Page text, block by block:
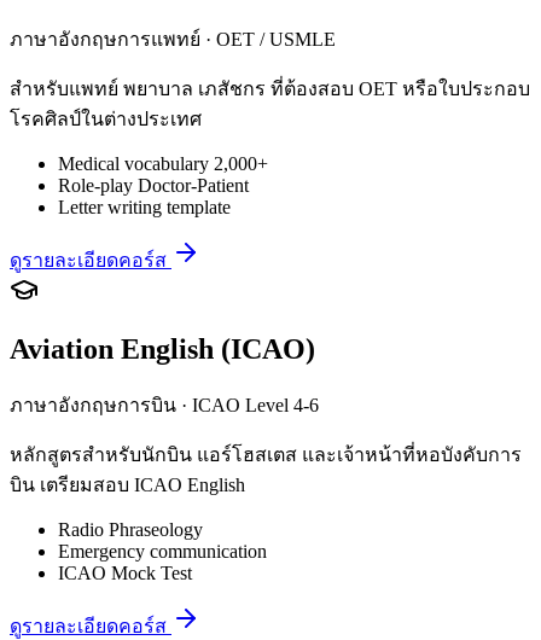
ภาษาอังกฤษการแพทย์ · OET / USMLE
สำหรับแพทย์ พยาบาล เภสัชกร ที่ต้องสอบ OET หรือใบประกอบ
โรคศิลป์ในต่างประเทศ
Medical vocabulary 2,000+
Role-play Doctor-Patient
Letter writing template
ดูรายละเอียดคอร์ส
Aviation English (ICAO)
ภาษาอังกฤษการบิน · ICAO Level 4-6
หลักสูตรสำหรับนักบิน แอร์โฮสเตส และเจ้าหน้าที่หอบังคับการ
บิน เตรียมสอบ ICAO English
Radio Phraseology
Emergency communication
ICAO Mock Test
ดูรายละเอียดคอร์ส